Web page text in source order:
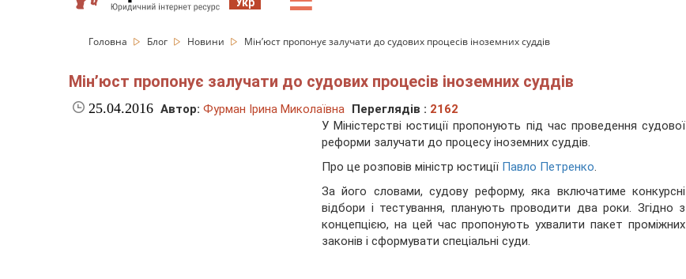
Головна Блог Новини Мін’юст пропонує залучати до судових процесів іноземних суддів
Мін’юст пропонує залучати до судових процесів іноземних суддів
25.04.2016 Автор: Фурман Ірина Миколаївна Переглядів : 2162
У Міністерстві юстиції пропонують під час проведення судової
реформи залучати до процесу іноземних суддів.
Про це розповів міністр юстиції Павло Петренко.
За його словами, судову реформу, яка включатиме конкурсні
відбори і тестування, планують проводити два роки. Згідно з
концепцією, на цей час пропонують ухвалити пакет проміжних
законів і сформувати спеціальні суди.